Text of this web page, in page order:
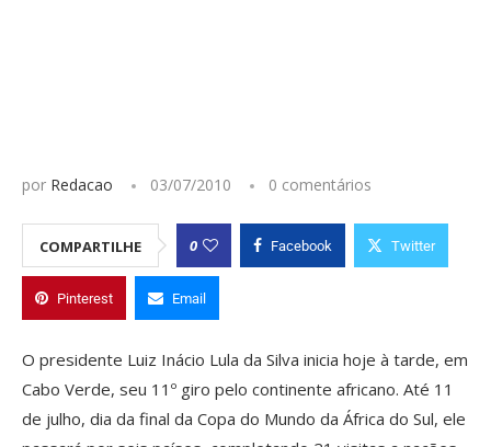
por Redacao 03/07/2010 0 comentários
COMPARTILHE 0 Facebook Twitter
Pinterest Email
O presidente Luiz Inácio Lula da Silva inicia hoje à tarde, em
Cabo Verde, seu 11º giro pelo continente africano. Até 11
de julho, dia da final da Copa do Mundo da África do Sul, ele